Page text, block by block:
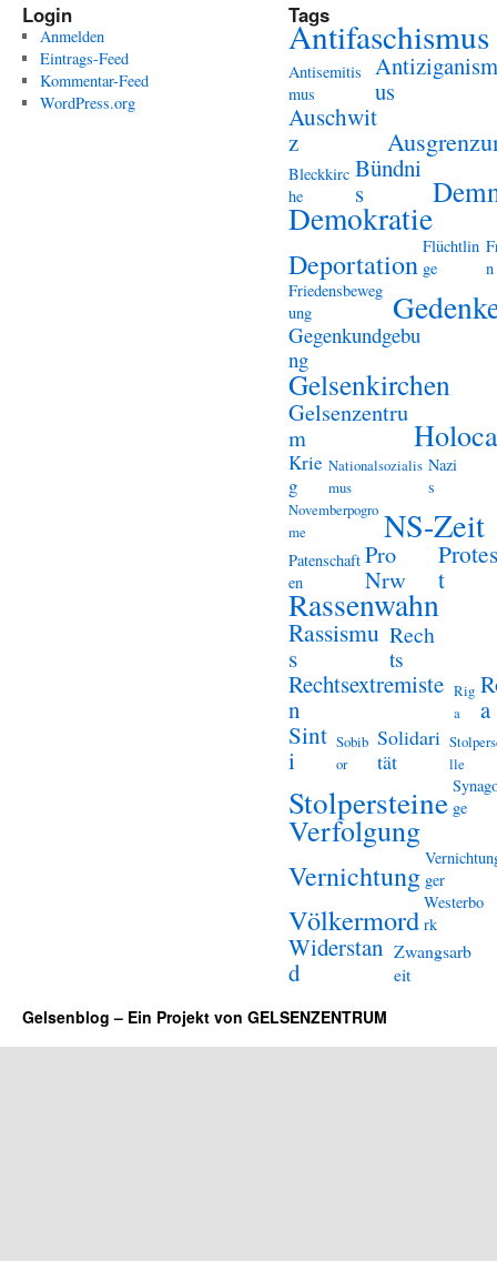
Login
Anmelden
Eintrags-Feed
Kommentar-Feed
WordPress.org
Tags
Antifaschismus
Antisemitis
mus
Antiziganism
us
Auschwit
z
Bleckkirc
he
Bündni
s
Demokratie
Deportation
Flüchtlin
ge
n
Friedensbeweg
ung
Gegenkundgebu
ng
Gelsenkirchen
Gelsenzentru
m
Krie
g
Nationalsozialis
mus
Nazi
s
Novemberpogro
me
NS-Zeit
Patenschaft
en
Pro
Nrw
Protes
t
Rassenwahn
Rassismu
s
Rech
ts
Rechtsextremiste
n
Rig
a
a
Sint
i
Sobib
or
Solidari
tät
lle
Stolpersteine ge
Verfolgung
Vernichtung ger
Völkermord Westerbo
rk
Widerstan
d
Zwangsarb
eit
Gelsenblog – Ein Projekt von GELSENZENTRUM